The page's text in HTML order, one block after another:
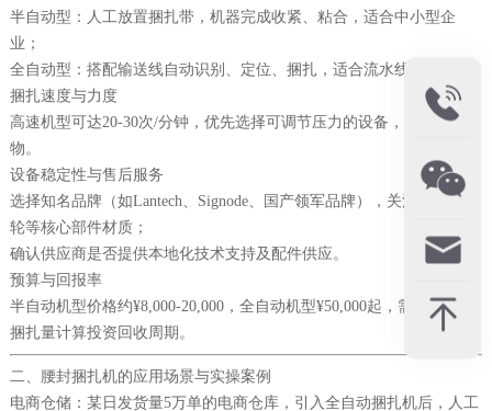
半自动型：人工放置捆扎带，机器完成收紧、粘合，适合中小型企
业；
全自动型：搭配输送线自动识别、定位、捆扎，适合流水线作业。
捆扎速度与力度
高速机型可达20-30次/分钟，优先选择可调节压力的设备，避免压损货
物。
设备稳定性与售后服务
选择知名品牌（如Lantech、Signode、国产领军品牌），关注电机、齿
轮等核心部件材质；
确认供应商是否提供本地化技术支持及配件供应。
预算与回报率
半自动机型价格约¥8,000-20,000，全自动机型¥50,000起，需结合日均
捆扎量计算投资回收周期。
二、腰封捆扎机的应用场景与实操案例
电商仓储：某日发货量5万单的电商仓库，引入全自动捆扎机后，人工